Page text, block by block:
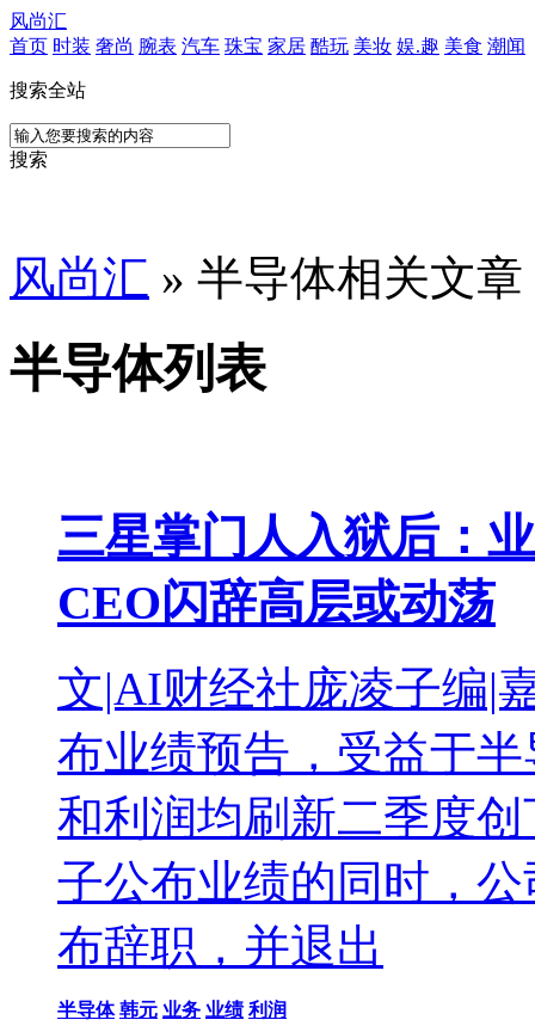
风尚汇
首页 时装 奢尚 腕表 汽车 珠宝 家居 酷玩 美妆 娱.趣 美食 潮闻
搜索全站
搜索
风尚汇 » 半导体相关文章
半导体列表
三星掌门人入狱后：
CEO闪辞高层或动荡
文|AI财经社庞凌子编|
布业绩预告，受益于
和利润均刷新二季度
子公布业绩的同时，
布辞职，并退出
半导体 韩元 业务 业绩 利润